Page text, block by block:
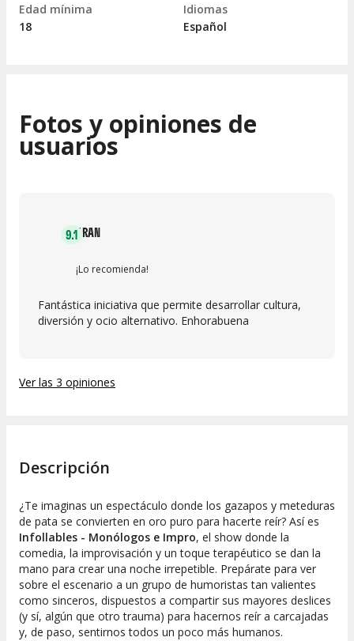
Edad mínima
18
Idiomas
Español
Fotos y opiniones de
usuarios
9.1ARAN
¡Lo recomienda!
Fantástica iniciativa que permite desarrollar cultura,
diversión y ocio alternativo. Enhorabuena
Ver las 3 opiniones
Descripción
¿Te imaginas un espectáculo donde los gazapos y meteduras
de pata se convierten en oro puro para hacerte reír? Así es
Infollables - Monólogos e Impro, el show donde la
comedia, la improvisación y un toque terapéutico se dan la
mano para crear una noche irrepetible. Prepárate para ver
sobre el escenario a un grupo de humoristas tan valientes
como sinceros, dispuestos a compartir sus mayores deslices
(y sí, algún que otro trauma) para hacernos reír a carcajadas
y, de paso, sentirnos todos un poco más humanos.